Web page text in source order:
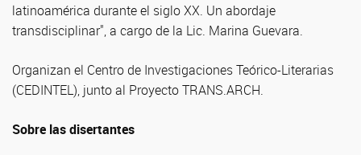
latinoamérica durante el siglo XX. Un abordaje
transdisciplinar", a cargo de la Lic. Marina Guevara.
Organizan el Centro de Investigaciones Teórico-Literarias
(CEDINTEL), junto al Proyecto TRANS.ARCH.
Sobre las disertantes